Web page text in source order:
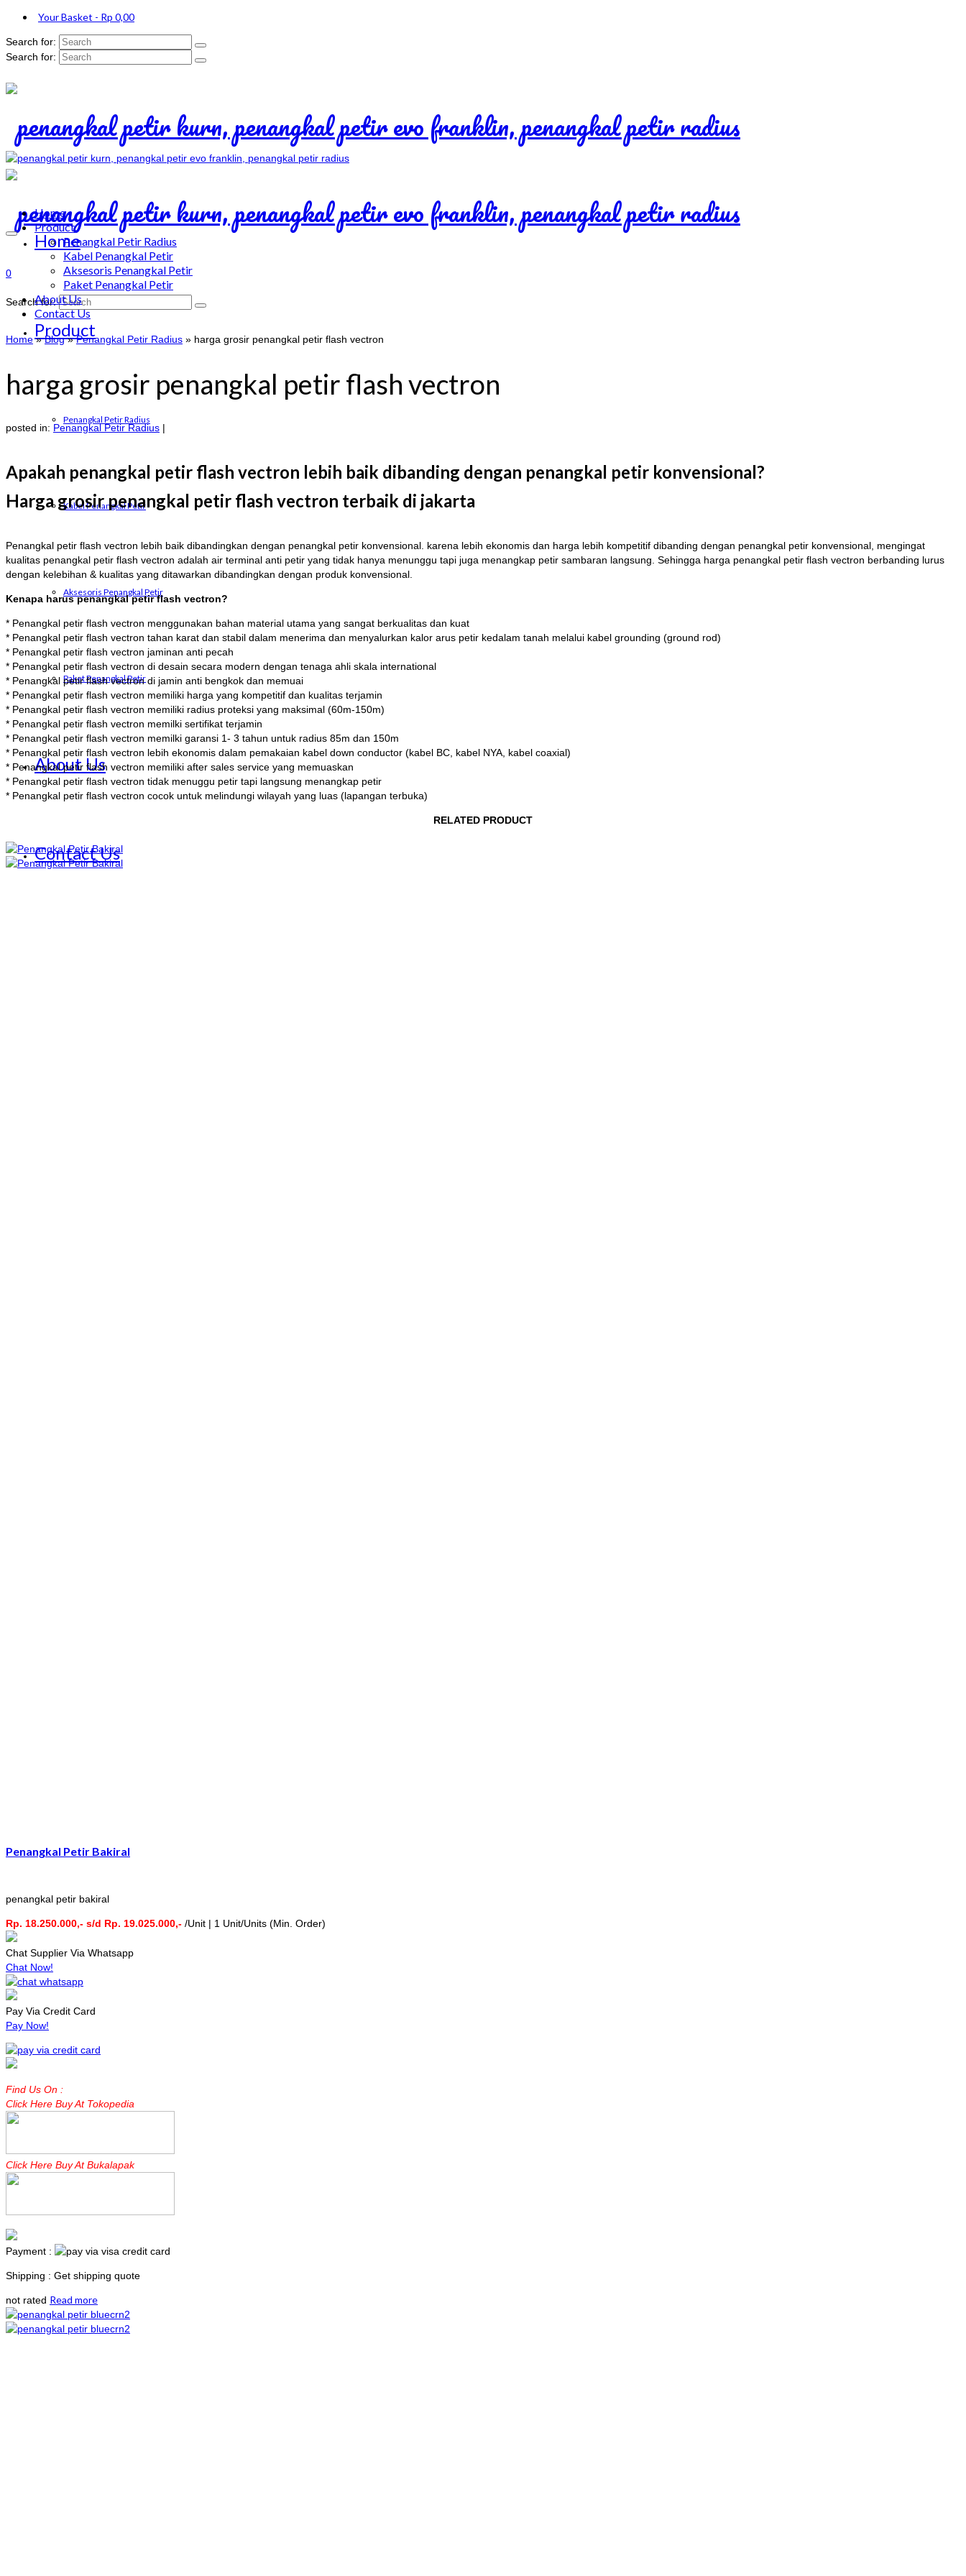
Your Basket - Rp 0,00
Search for:
Search for:
Home
Product
Penangkal Petir Radius
Kabel Penangkal Petir
Aksesoris Penangkal Petir
Paket Penangkal Petir
About Us
Contact Us
0
Search for:
Home
Product
Penangkal Petir Radius
Kabel Penangkal Petir
Aksesoris Penangkal Petir
Paket Penangkal Petir
About Us
Contact Us
Home » Blog»Penangkal Petir Radius » harga grosir penangkal petir flash vectron
harga grosir penangkal petir flash vectron
posted in: Penangkal Petir Radius |
Apakah penangkal petir flash vectron lebih baik dibanding dengan penangkal petir konvensional?
Harga grosir penangkal petir flash vectron terbaik di jakarta
Penangkal petir flash vectron lebih baik dibandingkan dengan penangkal petir konvensional. karena lebih ekonomis dan harga lebih kompetitif dibanding dengan penangkal petir konvensional, mengingat
kualitas penangkal petir flash vectron adalah air terminal anti petir yang tidak hanya menunggu tapi juga menangkap petir sambaran langsung. Sehingga harga penangkal petir flash vectron berbanding lurus
dengan kelebihan & kualitas yang ditawarkan dibandingkan dengan produk konvensional.
Kenapa harus penangkal petir flash vectron?
* Penangkal petir flash vectron menggunakan bahan material utama yang sangat berkualitas dan kuat
* Penangkal petir flash vectron tahan karat dan stabil dalam menerima dan menyalurkan kalor arus petir kedalam tanah melalui kabel grounding (ground rod)
* Penangkal petir flash vectron jaminan anti pecah
* Penangkal petir flash vectron di desain secara modern dengan tenaga ahli skala international
* Penangkal petir flash vectron di jamin anti bengkok dan memuai
* Penangkal petir flash vectron memiliki harga yang kompetitif dan kualitas terjamin
* Penangkal petir flash vectron memiliki radius proteksi yang maksimal (60m-150m)
* Penangkal petir flash vectron memilki sertifikat terjamin
* Penangkal petir flash vectron memilki garansi 1- 3 tahun untuk radius 85m dan 150m
* Penangkal petir flash vectron lebih ekonomis dalam pemakaian kabel down conductor (kabel BC, kabel NYA, kabel coaxial)
* Penangkal petir flash vectron memiliki after sales service yang memuaskan
* Penangkal petir flash vectron tidak menuggu petir tapi langsung menangkap petir
* Penangkal petir flash vectron cocok untuk melindungi wilayah yang luas (lapangan terbuka)
RELATED PRODUCT
Penangkal Petir Bakiral
penangkal petir bakiral
Rp. 18.250.000,- s/d Rp. 19.025.000,- /Unit | 1 Unit/Units (Min. Order)
Chat Supplier Via Whatsapp
Chat Now!
Pay Via Credit Card
Pay Now!
Find Us On :
Click Here Buy At Tokopedia
Click Here Buy At Bukalapak
Payment :
Shipping : Get shipping quote
not rated Read more